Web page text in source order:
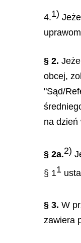
4.1)
§ 2.
obcej,
"Sąd/
na dzień
§ 2a.2)
§ 11
§ 3. W
zawiera